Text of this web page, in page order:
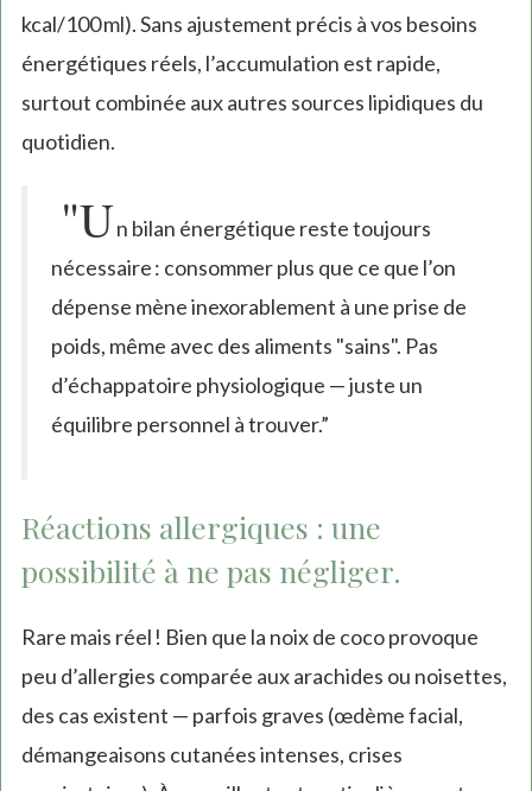
kcal/100 ml). Sans ajustement précis à vos besoins
énergétiques réels, l’accumulation est rapide,
surtout combinée aux autres sources lipidiques du
quotidien.
"Un bilan énergétique reste toujours
nécessaire : consommer plus que ce que l’on
dépense mène inexorablement à une prise de
poids, même avec des aliments "sains". Pas
d’échappatoire physiologique — juste un
équilibre personnel à trouver.”
Réactions allergiques : une
possibilité à ne pas négliger.
Rare mais réel ! Bien que la noix de coco provoque
peu d’allergies comparée aux arachides ou noisettes,
des cas existent — parfois graves (œdème facial,
démangeaisons cutanées intenses, crises